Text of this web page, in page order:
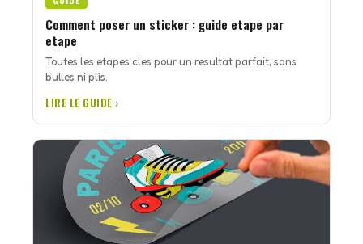
Comment poser un sticker : guide etape par
etape
Toutes les etapes cles pour un resultat parfait, sans
bulles ni plis.
LIRE LE GUIDE ›